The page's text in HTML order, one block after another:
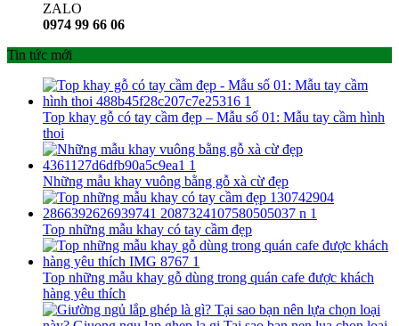
ZALO
0974 99 66 06
Tin tức mới
Top khay gỗ có tay cầm đẹp – Mẫu số 01: Mẫu tay cầm hình
thoi
Những mẫu khay vuông bằng gỗ xà cừ đẹp
Top những mẫu khay có tay cầm đẹp
Top những mẫu khay gỗ dùng trong quán cafe được khách
hàng yêu thích